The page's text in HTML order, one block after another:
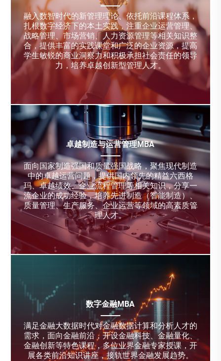
融入数智时代的新管理理论、依托前沿课程体系，
扎根数字经济下的本土实践，注重企业运营管理、
战略管理、市场营销、人力资源管理等相关知识整
合，提供丰富的实践课堂和广泛的企业资源，提高
学生敏锐的商业洞察力和积极承担社会责任的领导
力，培养卓越创新型管理人才。
卓越制造与运营管理MBA
面向国家制造强国和质量强国战略，聚焦现代制造
中的卓越运营问题，提供国内领先的精益六西格
玛、卓越绩效、企业流程管理等相关知识，分享一
流企业的成功经验，培养先进制造（智能制造）、
质量管理、生产服务、企业运营等领域的高素质管
理人才。
数字金融MBA
满足金融大数据时代对金融数据计算和分析人才的
需求，面向金融前沿，开设金融科技、金融量化、
金融创新等特色课程，多位业界金融专家授课，开
展各类前沿知识讲座，接轨世界金融发展趋势。